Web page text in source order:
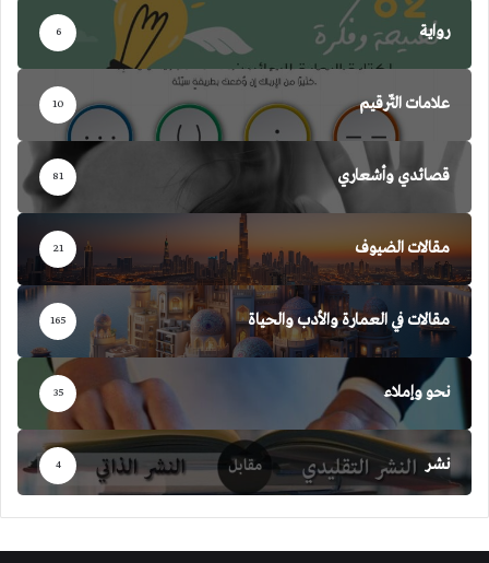
رواية 6
علامات التّرقيم 10
قصائدي وأشعاري 81
مقالات الضيوف 21
مقالات في العمارة والأدب والحياة 165
نحو وإملاء 35
نشر 4